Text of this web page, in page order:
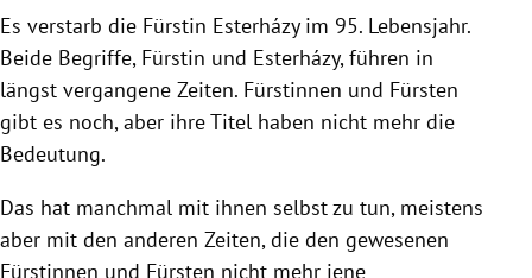
Untermenü
Untermenü
Untermenü
Untermenü
Es verstarb die Fürstin Esterházy im 95. Lebensjahr.
Beide Begriffe, Fürstin und Esterházy, führen in
längst vergangene Zeiten. Fürstinnen und Fürsten
gibt es noch, aber ihre Titel haben nicht mehr die
Bedeutung.
Das hat manchmal mit ihnen selbst zu tun, meistens
aber mit den anderen Zeiten, die den gewesenen
Fürstinnen und Fürsten nicht mehr jene